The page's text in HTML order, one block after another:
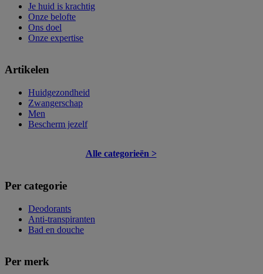
Je huid is krachtig
Onze belofte
Ons doel
Onze expertise
Artikelen
Huidgezondheid
Zwangerschap
Men
Bescherm jezelf
Alle categorieën >
Per categorie
Deodorants
Anti-transpiranten
Bad en douche
Per merk